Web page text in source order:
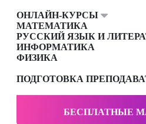
ОНЛАЙН-КУРСЫ
МАТЕМАТИКА
РУССКИЙ ЯЗЫК И
ИНФОРМАТИКА
ФИЗИКА
ПОДГОТОВКА
БЕСПЛАТНЫЕ